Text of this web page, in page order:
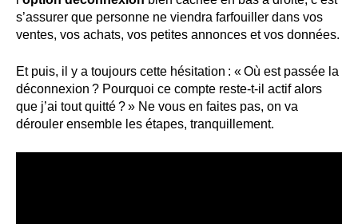
s’assurer que personne ne viendra farfouiller dans vos
ventes, vos achats, vos petites annonces et vos données.
Et puis, il y a toujours cette hésitation : « Où est passée la
déconnexion ? Pourquoi ce compte reste-t-il actif alors
que j’ai tout quitté ? » Ne vous en faites pas, on va
dérouler ensemble les étapes, tranquillement.